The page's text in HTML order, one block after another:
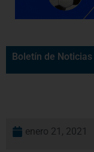
Boletín de Noticias
enero 21, 2021